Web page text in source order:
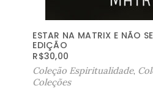
ESTAR NA MATRIX E NÃO
EDIÇÃO
R$30,00
Coleção Espiritualidade,
Coleções